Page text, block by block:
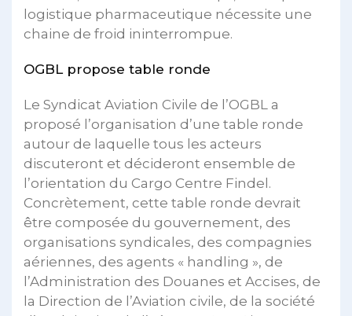
logistique pharmaceutique nécessite une
chaine de froid ininterrompue.
OGBL propose table ronde
Le Syndicat Aviation Civile de l’OGBL a
proposé l’organisation d’une table ronde
autour de laquelle tous les acteurs
discuteront et décideront ensemble de
l’orientation du Cargo Centre Findel.
Concrètement, cette table ronde devrait
être composée du gouvernement, des
organisations syndicales, des compagnies
aériennes, des agents « handling », de
l’Administration des Douanes et Accises, de
la Direction de l’Aviation civile, de la société